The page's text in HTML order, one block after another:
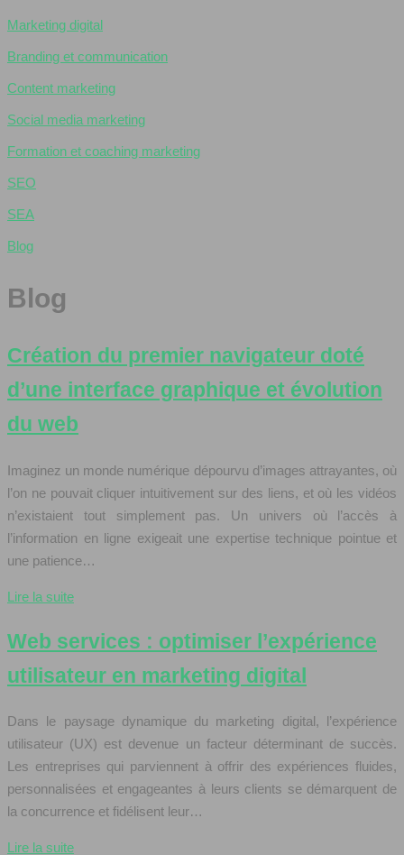
Marketing digital
Branding et communication
Content marketing
Social media marketing
Formation et coaching marketing
SEO
SEA
Blog
Blog
Création du premier navigateur doté
d’une interface graphique et évolution
du web
Imaginez un monde numérique dépourvu d’images attrayantes, où
l’on ne pouvait cliquer intuitivement sur des liens, et où les vidéos
n’existaient tout simplement pas. Un univers où l’accès à
l’information en ligne exigeait une expertise technique pointue et
une patience…
Lire la suite
Web services : optimiser l’expérience
utilisateur en marketing digital
Dans le paysage dynamique du marketing digital, l’expérience
utilisateur (UX) est devenue un facteur déterminant de succès.
Les entreprises qui parviennent à offrir des expériences fluides,
personnalisées et engageantes à leurs clients se démarquent de
la concurrence et fidélisent leur…
Lire la suite